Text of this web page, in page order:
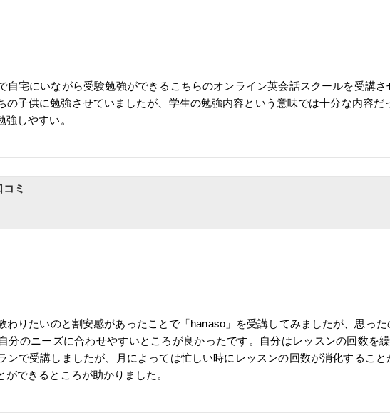
自宅にいながら受験勉強ができるこちらのオンライン英会話スクールを受講さ
の子供に勉強させていましたが、学生の勉強内容という意味では十分な内容だ
しやすい。
ミ
わりたいのと割安感があったことで「hanaso」を受講してみましたが、思っ
分のニーズに合わせやすいところが良かったです。自分はレッスンの回数を
ンで受講しましたが、月によっては忙しい時にレッスンの回数が消化するこ
できるところが助かりました。